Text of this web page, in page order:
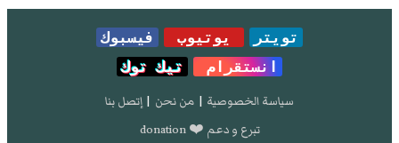
تويتر يوتيوب
فيسبوك
انستقرام
تيك توك
سياسة الخصوصية | من نحن | إتصل بنا
تبرع و دعم ❤️ donation